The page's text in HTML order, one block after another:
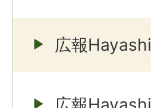
広報